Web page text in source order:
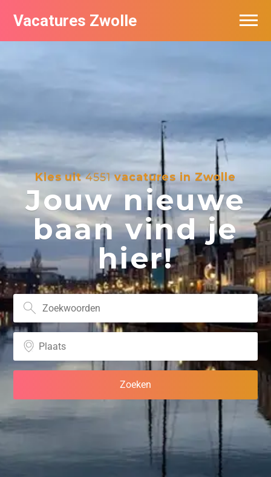
Vacatures Zwolle
Kies uit4551vacatures in Zwolle
Jouw nieuwe
baan vind je
hier!
Vacatures per bedrijf